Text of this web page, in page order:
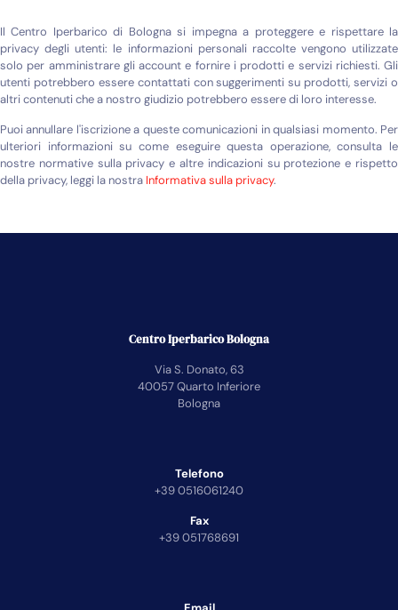
Il Centro Iperbarico di Bologna si impegna a proteggere e rispettare la
privacy degli utenti: le informazioni personali raccolte vengono utilizzate
solo per amministrare gli account e fornire i prodotti e servizi richiesti. Gli
utenti potrebbero essere contattati con suggerimenti su prodotti, servizi o
altri contenuti che a nostro giudizio potrebbero essere di loro interesse.
Puoi annullare l'iscrizione a queste comunicazioni in qualsiasi momento. Per
ulteriori informazioni su come eseguire questa operazione, consulta le
nostre normative sulla privacy e altre indicazioni su protezione e rispetto
della privacy, leggi la nostra Informativa sulla privacy.
Centro Iperbarico Bologna
Via S. Donato, 63
40057 Quarto Inferiore
Bologna
Telefono
+39 0516061240
Fax
+39 051768691